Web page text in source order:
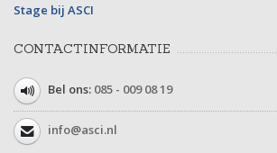
Stage bij ASCI
CONTACTINFORMATIE
Bel ons: 085 - 009 08 19
info@asci.nl